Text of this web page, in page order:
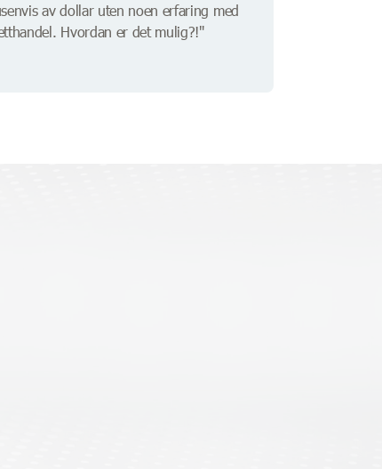
av dollar uten noen erfaring med
Hvordan er det mulig?!"